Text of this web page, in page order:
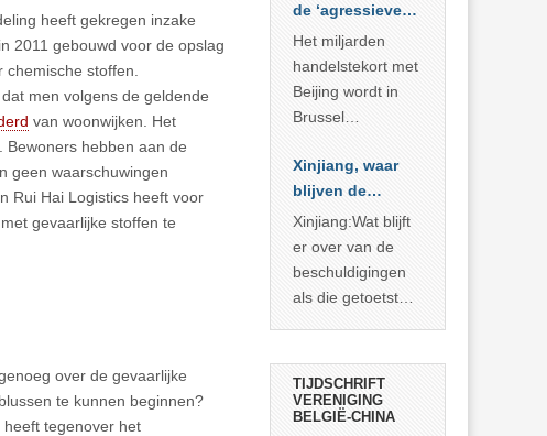
heeft gekregen inzake
2011 gebouwd voor de opslag
chemische stoffen.
men volgens de geldende
van woonwijken. Het
Bewoners hebben aan de
geen waarschuwingen
Rui Hai Logistics heeft voor
gevaarlijke stoffen te
over de gevaarlijke
te kunnen beginnen?
tegenover het
de ‘agressieve
schuldige’
Het miljarden
handelstekort met
Beijing wordt in
Brussel
bewijs van
economische
agressie. In
werkelijkheid
verhult die
spectaculaire
achterstand die
… >> lees meer
Xinjiang, waar
blijven de
bewijzen?
Xinjiang:Wat blijft
er over van de
beschuldigingen
als die getoetst
TIJDSCHRIFT
VERENIGING
BELGIË-CHINA